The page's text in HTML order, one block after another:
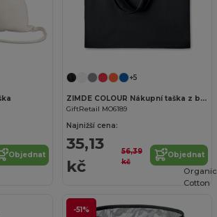
Objednat
+5
ZIMDE COLOUR Nákupní taška z bio bavlny
GiftRetail MO6189
Najnižší cena:
35,13
kč
56,39
kč
Objednat
-51%
Organic
Cotton